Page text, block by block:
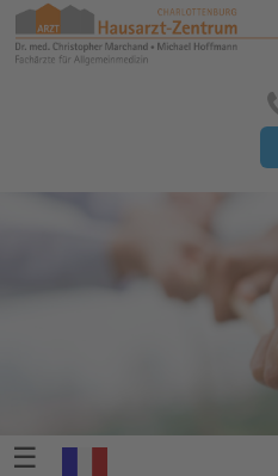
☰